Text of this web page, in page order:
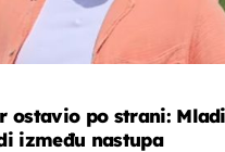
ostavio po strani:
između nastupa